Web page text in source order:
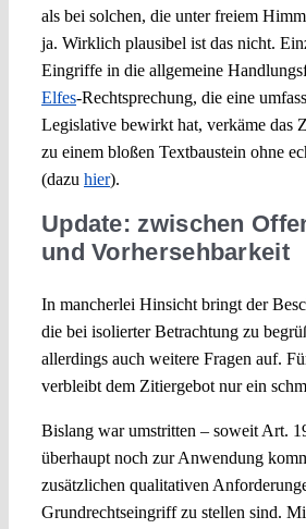
als bei solchen, die unter freiem
ja. Wirklich plausibel ist das nicht.
Eingriffe in die allgemeine
Elfes-Rechtsprechung, die eine
Legislative bewirkt hat, verkäme das
zu einem bloßen Textbaustein ohne
(dazu hier).
Update: zwischen
und Vorhersehbarkeit
In mancherlei Hinsicht bringt der
die bei isolierter Betrachtung zu
allerdings auch weitere Fragen auf.
verbleibt dem Zitiergebot nur ein
Bislang war umstritten – soweit Art.
überhaupt noch zur Anwendung
zusätzlichen qualitativen
Grundrechtseingriff zu stellen sind.